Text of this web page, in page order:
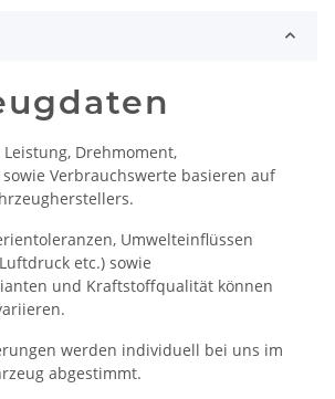
Drehmoment,
Verbrauchswerte basieren auf
Umwelteinflüssen
etc.) sowie
und Kraftstoffqualität können
werden individuell bei uns im
abgestimmt.